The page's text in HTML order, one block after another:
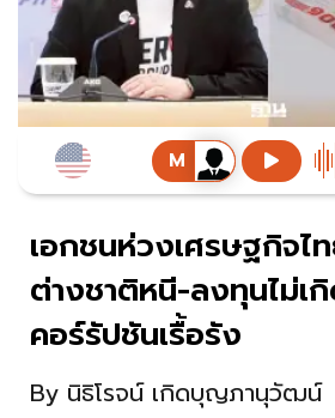
เอกชนห่วงเศรษฐกิจไ
ต่างชาติหนี-ลงทุนไม่เ
คอร์รัปชันเรื้อรัง
By นิธิโรจน์ เกิดบุญภานุวัฒน์